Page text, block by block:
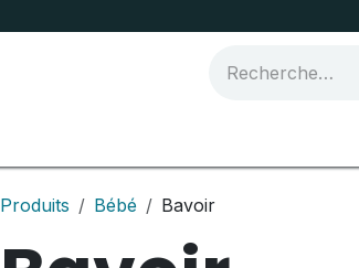
Produits Bébé Bavoir